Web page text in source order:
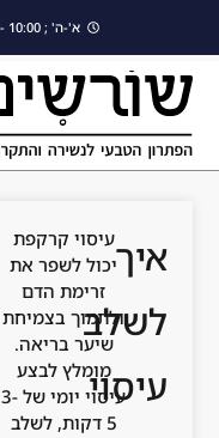
א'-ה' ; 10:00 - 18:00
איך
לשלב
עיסוי
עיסוי קרקפת
יכול לשפר את
זרימת הדם
ולתמוך בצמיחת
שיער בריאה.
מומלץ לבצע
עיסוי יומי של 3-
5 דקות, לשלב